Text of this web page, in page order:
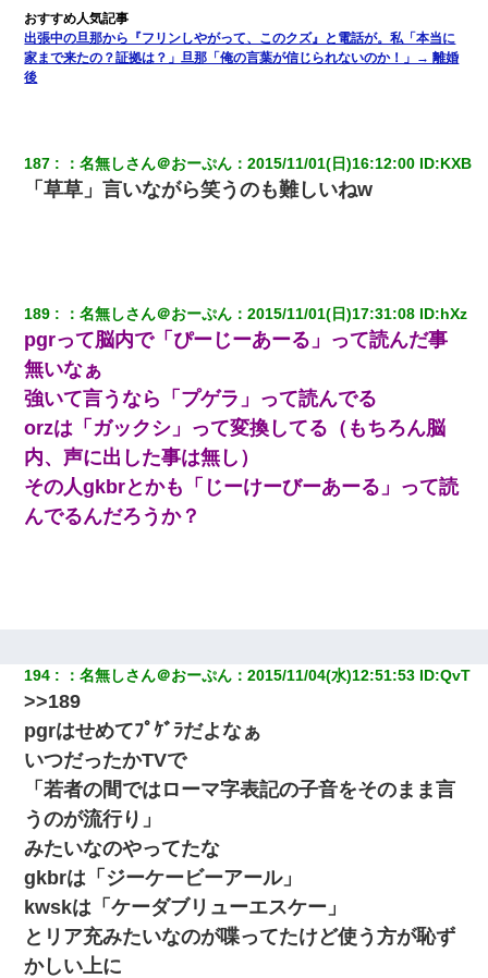
体中に赤い蕁麻疹みたいなのができて、皮膚科にいったら「ジベ
ル薔薇色ひこう疹」という症状だと言われた
【衝撃】職場に入って来た綺麗な新人さんに職場を案内すること
けた
【まぬけ】夫「離婚だ！」私「わかった。で？」夫「慰謝料
だ！」私「いいけど弁護士通して。私も請求する」夫「」
中途採用のAが部長から呼び出された。Aはヘラヘラと部屋に入っ
ていき、1時間後に号泣しながら出てきて…
【驚愕】私「今まで育てた分のお金返してね(冗談)」息子「はい、
3000万円」→数年後。私「妹が病気になったから援助して欲し
妻が亡くなったんだけど正直ガチで嬉しい
32歳ワイ、34歳の可愛い女と付き合うも現実を知ってしまい無事
死亡・・・
【画像】女上司(30)「終電なくなったね…部屋くる？」ワイ「行
きます！」
【悲報】姉と入浴中に大きくなってしまった結果ｗｗｗｗｗｗｗ
ｗ
同じマンションに住んでる女性が鍵をわかりやすいところに隠し
ている事に気づいた俺「忍びこんでみよう！」→ 結果
出張中の旦那から『フリンしやがって、このクズ』と電話が。私「本当に
家まで来たの？証拠は？」旦那「俺の言葉が信じられないのか！」→ 離婚
後
187 ：名無しさん＠おーぷん ：2015/11/01(日)16:12:00 ID:KXB
「草草」言いながら笑うのも難しいねw
189 ：名無しさん＠おーぷん ：2015/11/01(日)17:31:08 ID:hXz
pgrって脳内で「ぴーじーあーる」って読んだ事
無いなぁ
強いて言うなら「プゲラ」って読んでる
orzは「ガックシ」って変換してる（もちろん脳
内、声に出した事は無し）
その人gkbrとかも「じーけーびーあーる」って読
んでるんだろうか？
194 ：名無しさん＠おーぷん ：2015/11/04(水)12:51:53 ID:QvT
>>189
pgrはせめてﾌﾟｹﾞﾗだよなぁ
いつだったかTVで
「若者の間ではローマ字表記の子音をそのまま言
うのが流行り」
みたいなのやってたな
gkbrは「ジーケービーアール」
kwskは「ケーダブリューエスケー」
とリア充みたいなのが喋ってたけど使う方が恥ず
かしい上に